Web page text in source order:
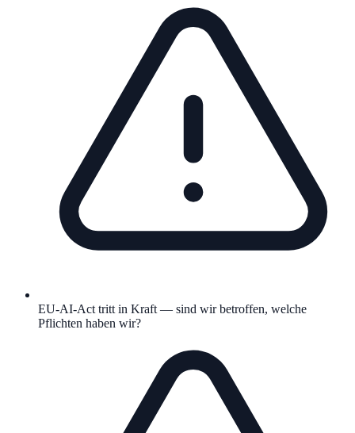
EU-AI-Act tritt in Kraft — sind wir betroffen, welche
Pflichten haben wir?